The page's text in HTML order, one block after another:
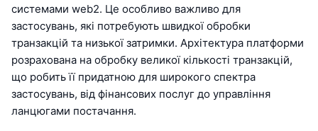
системами web2. Це особливо важливо для
застосувань, які потребують швидкої обробки
транзакцій та низької затримки. Архітектура платформи
розрахована на обробку великої кількості транзакцій,
що робить її придатною для широкого спектра
застосувань, від фінансових послуг до управління
ланцюгами постачання.